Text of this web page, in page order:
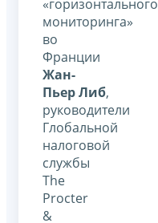
«горизонтального
мониторинга»
во
Франции
Жан-
Пьер Либ,
руководители
Глобальной
налоговой
службы
The
Procter
&